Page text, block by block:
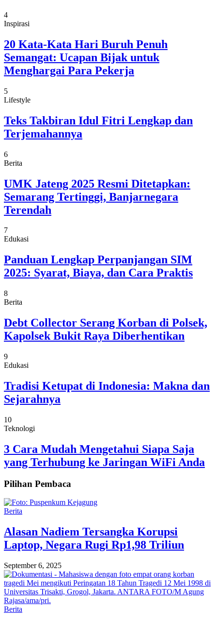
4
Inspirasi
20 Kata-Kata Hari Buruh Penuh
Semangat: Ucapan Bijak untuk
Menghargai Para Pekerja
5
Lifestyle
Teks Takbiran Idul Fitri Lengkap dan
Terjemahannya
6
Berita
UMK Jateng 2025 Resmi Ditetapkan:
Semarang Tertinggi, Banjarnegara
Terendah
7
Edukasi
Panduan Lengkap Perpanjangan SIM
2025: Syarat, Biaya, dan Cara Praktis
8
Berita
Debt Collector Serang Korban di Polsek,
Kapolsek Bukit Raya Diberhentikan
9
Edukasi
Tradisi Ketupat di Indonesia: Makna dan
Sejarahnya
10
Teknologi
3 Cara Mudah Mengetahui Siapa Saja
yang Terhubung ke Jaringan WiFi Anda
Pilihan Pembaca
Berita
Alasan Nadiem Tersangka Korupsi
Laptop, Negara Rugi Rp1,98 Triliun
September 6, 2025
Berita